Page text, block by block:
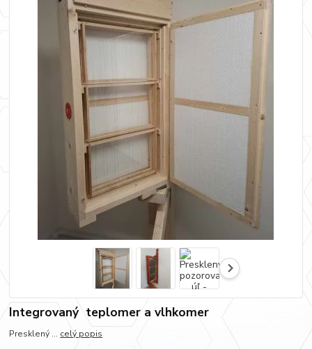
Integrovaný teplomer a vlhkomer
Presklený ... celý popis